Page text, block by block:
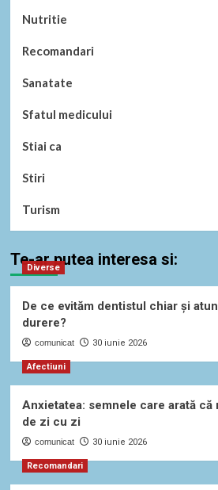
Nutritie
Recomandari
Sanatate
Sfatul medicului
Stiai ca
Stiri
Turism
Te-ar putea interesa si:
Diverse
De ce evităm dentistul chiar și
durere?
comunicat 30 iunie 2026
Afectiuni
Anxietatea: semnele care arată că
de zi cu zi
comunicat 30 iunie 2026
Recomandari